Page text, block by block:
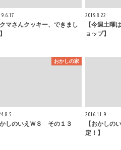
クマさんクッキー、できまし
2019.8.22
【今週土曜
ョップ】
おかしの家
しのいえＷＳ その１３
2016.11.9
【おかしの
定！】